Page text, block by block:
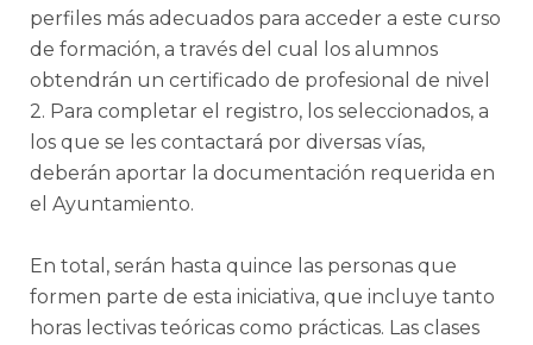
perfiles más adecuados para acceder a este curso
de formación, a través del cual los alumnos
obtendrán un certificado de profesional de nivel
2. Para completar el registro, los seleccionados, a
los que se les contactará por diversas vías,
deberán aportar la documentación requerida en
el Ayuntamiento.
En total, serán hasta quince las personas que
formen parte de esta iniciativa, que incluye tanto
horas lectivas teóricas como prácticas. Las clases